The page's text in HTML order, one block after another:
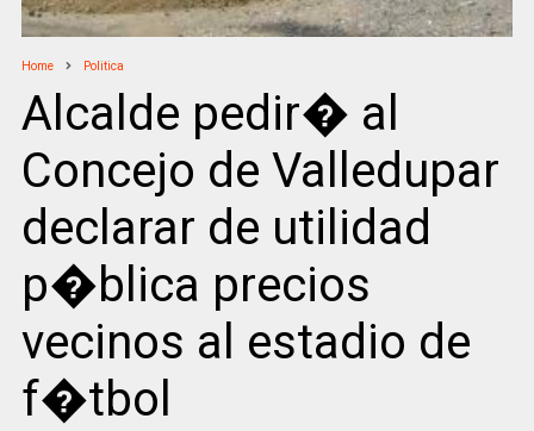
Home Politica
Alcalde pedir� al
Concejo de Valledupar
declarar de utilidad
p�blica precios
vecinos al estadio de
f�tbol